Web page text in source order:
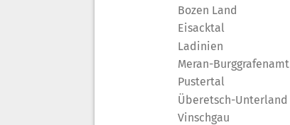
Bozen Land
Eisacktal
Ladinien
Meran-Burggrafenamt
Pustertal
Überetsch-Unterland
Vinschgau